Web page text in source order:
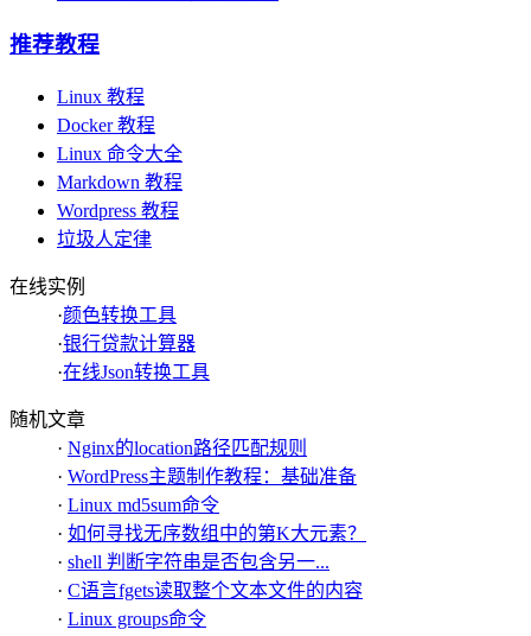
推荐教程
Linux 教程
Docker 教程
Linux 命令大全
Markdown 教程
Wordpress 教程
垃圾人定律
在线实例
·颜色转换工具
·银行贷款计算器
·在线Json转换工具
随机文章
· Nginx的location路径匹配规则
· WordPress主题制作教程：基础准备
· Linux md5sum命令
· 如何寻找无序数组中的第K大元素？
· shell 判断字符串是否包含另一...
· C语言fgets读取整个文本文件的内容
· Linux groups命令